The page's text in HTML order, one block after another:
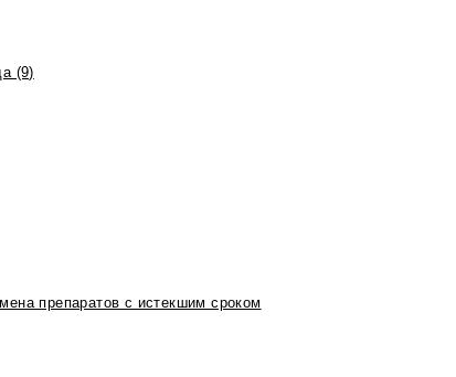
(9)
препаратов с истекшим сроком